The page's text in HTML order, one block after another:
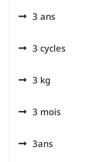
3 ans
3 cycles
3 kg
3 mois
3ans